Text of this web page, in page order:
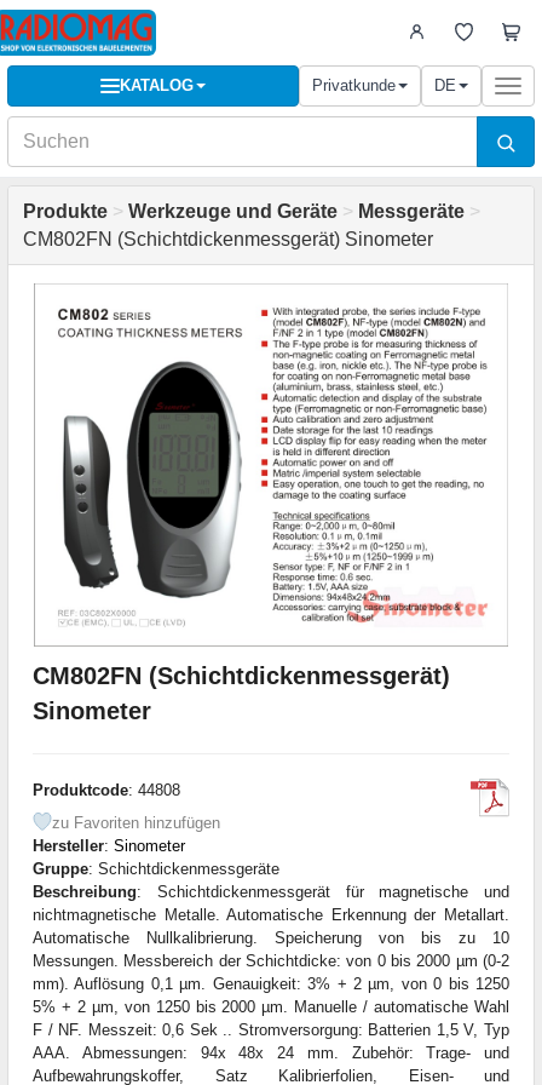
KATALOG Privatkunde DE
Produkte > Werkzeuge und Geräte > Messgeräte >
CM802FN (Schichtdickenmessgerät) Sinometer
CM802FN (Schichtdickenmessgerät)
Sinometer
Produktcode: 44808
zu Favoriten hinzufügen
Hersteller: Sinometer
Gruppe: Schichtdickenmessgeräte
Beschreibung: Schichtdickenmessgerät für magnetische und
nichtmagnetische Metalle. Automatische Erkennung der Metallart.
Automatische Nullkalibrierung. Speicherung von bis zu 10
Messungen. Messbereich der Schichtdicke: von 0 bis 2000 µm (0-2
mm). Auflösung 0,1 µm. Genauigkeit: 3% + 2 µm, von 0 bis 1250
5% + 2 µm, von 1250 bis 2000 µm. Manuelle / automatische Wahl
F / NF. Messzeit: 0,6 Sek .. Stromversorgung: Batterien 1,5 V, Typ
AAA. Abmessungen: 94x 48x 24 mm. Zubehör: Trage- und
Aufbewahrungskoffer, Satz Kalibrierfolien, Eisen- und